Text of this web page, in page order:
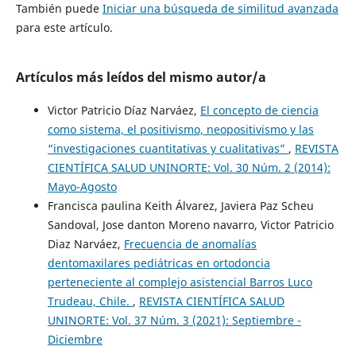
También puede Iniciar una búsqueda de similitud avanzada
para este artículo.
Artículos más leídos del mismo autor/a
Victor Patricio Díaz Narváez, El concepto de ciencia
como sistema, el positivismo, neopositivismo y las
“investigaciones cuantitativas y cualitativas” , REVISTA
CIENTÍFICA SALUD UNINORTE: Vol. 30 Núm. 2 (2014):
Mayo-Agosto
Francisca paulina Keith Álvarez, Javiera Paz Scheu
Sandoval, Jose danton Moreno navarro, Victor Patricio
Diaz Narváez, Frecuencia de anomalías
dentomaxilares pediátricas en ortodoncia
perteneciente al complejo asistencial Barros Luco
Trudeau, Chile. , REVISTA CIENTÍFICA SALUD
UNINORTE: Vol. 37 Núm. 3 (2021): Septiembre -
Diciembre